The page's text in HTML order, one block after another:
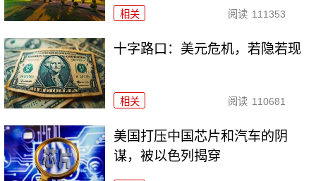
相关 阅读 111353
十字路口：美元危机，若隐若现
相关 阅读 110681
美国打压中国芯片和汽车的阴
谋，被以色列揭穿